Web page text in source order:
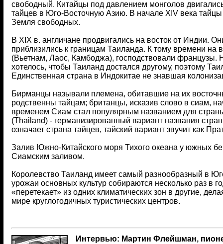
свободный. Китайцы под давлением монголов
тайцев в Юго-Восточную Азию. В начале XIV века
Земля свободных.
В XIX в. англичане продвигались на восток от Индии.
приблизились к границам Таиланда. К тому времени на
(Вьетнам, Лаос, Камбоджа), господствовали французы.
хотелось, чтобы Таиланд достался другому, поэтому
Единственная страна в Индокитае не знавшая
Бирманцы называли племена, обитавшие на их
родственны тайцам; британцы, исказив слово в сиам,
временем Сиам стал популярным названием для
(Thailand) - германизированный вариант названия
означает страна тайцев, тайский вариант звучит как
Залив Южно-Китайского моря Тихого океана у южных
Сиамским заливом.
Королевство Таиланд имеет самый разнообразный в
урожаи основных культур собираются несколько раз в
«перетекает» из одних климатических зон в другие,
мире круглогодичных туристических центров.
Интервью: Мартин Флейшман,